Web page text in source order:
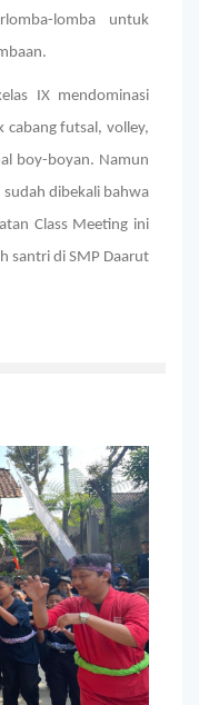
lomba untuk
IX mendominasi
cabang futsal, volley,
boy-boyan. Namun
dibekali bahwa
Class Meeting ini
santri di SMP Daarut